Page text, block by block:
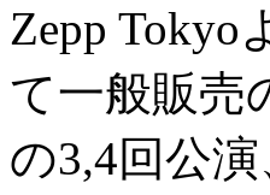
Zepp
て一般販売
の3,4回公